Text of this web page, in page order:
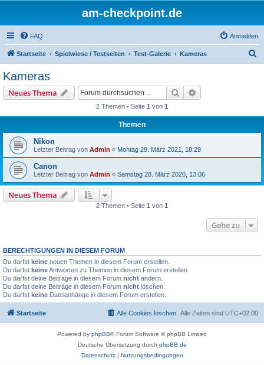
am-checkpoint.de
FAQ Anmelden
Startseite Spielwiese / Testseiten Test-Galerie Kameras
Kameras
Neues Thema Suche
2 Themen • Seite 1 von 1
Themen
Nikon
Letzter Beitrag von Admin « Montag 29. März 2021, 18:29
Canon
Letzter Beitrag von Admin « Samstag 28. März 2020, 13:06
Neues Thema
2 Themen • Seite 1 von 1
Gehe zu
BERECHTIGUNGEN IN DIESEM FORUM
Du darfst keine neuen Themen in diesem Forum erstellen.
Du darfst keineAntworten zu Themen in diesem Forum erstellen.
Du darfst deine Beiträge in diesem Forum nicht ändern.
Du darfst deine Beiträge in diesem Forum nicht löschen.
Du darfst keine Dateianhänge in diesem Forum erstellen.
Startseite Alle Zeiten sind UTC+02:00
Alle Cookies löschen
Powered by phpBB® Forum Software © phpBB Limited
Deutsche Übersetzung durch phpBB.de
Datenschutz| Nutzungsbedingungen